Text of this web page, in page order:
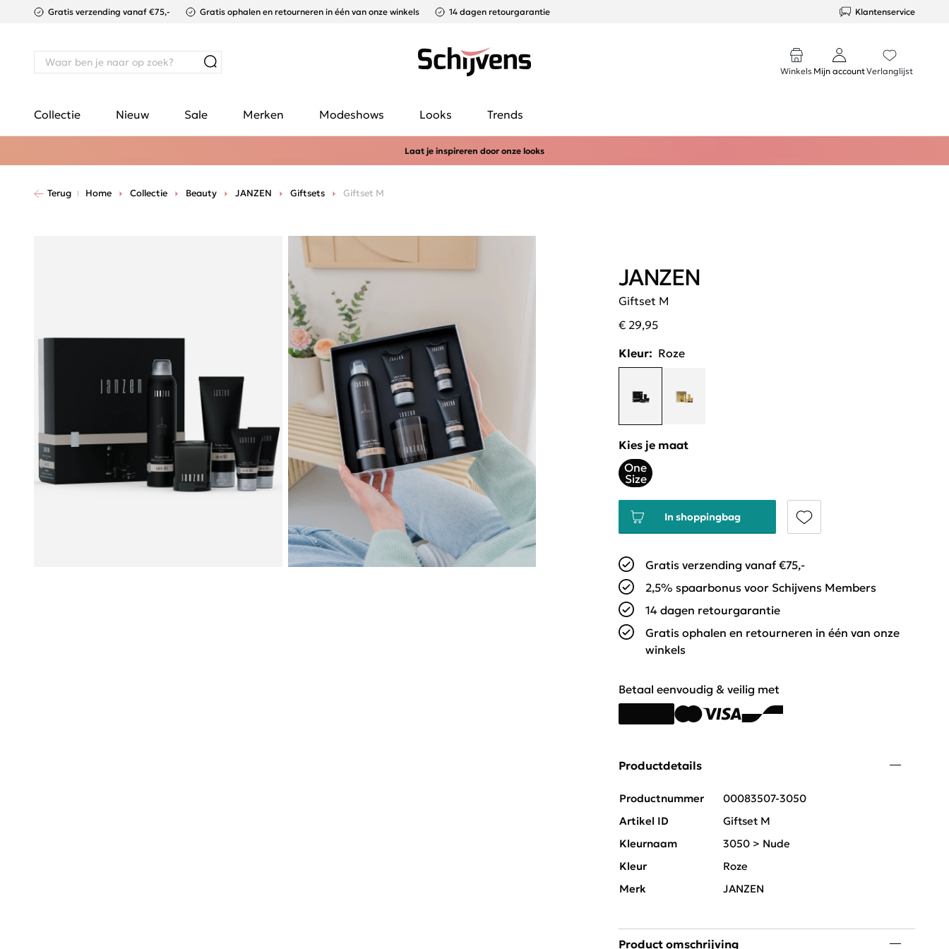
Gratis verzending vanaf €75,- Gratis ophalen en retourneren in één van onze winkels 14 dagen retourgarantie Klantenservice
Winkels Mijn accountVerlanglijst
Collectie Nieuw Sale Merken Modeshows Looks Trends
Laat je inspireren door onze looks
Terug Home Collectie Beauty JANZEN Giftsets Giftset M
Giftset M
JANZEN
€ 29,95
Kleur: Roze
Kies je maat
One
Size
In shoppingbag
Gratis verzending vanaf €75,-
2,5% spaarbonus voor Schijvens Members
14 dagen retourgarantie
Gratis ophalen en retourneren in één van onze
winkels
Betaal eenvoudig & veilig met
Productdetails
Productnummer
00083507-3050
Artikel ID
Giftset M
Kleurnaam
3050 > Nude
Kleur
Roze
Merk
JANZEN
Product omschrijving